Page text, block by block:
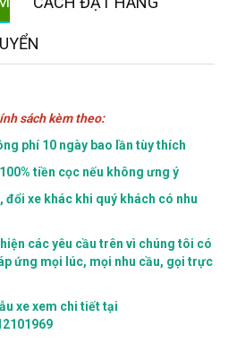
sách kèm theo:
phí 10 ngày bao lần tùy thích
tiền cọc nếu không ưng ý
đổi xe khác khi quý khách có nhu
các yêu cầu trên vì chúng tôi có
ứng mọi lúc, mọi nhu cầu, gọi trực
xe xem chi tiết tại